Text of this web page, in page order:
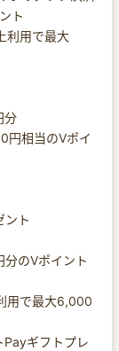
ト
利用で最大
分
円相当のVポイ
ント
のVポイント
用で最大6,000
ギフトプレ